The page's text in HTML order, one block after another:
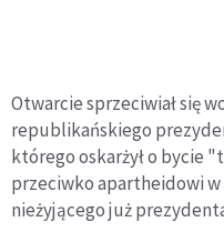
Otwarcie sprzeciwiał się
republikańskiego
którego oskarżył o bycie
przeciwko apartheidowi w
nieżyjącego już